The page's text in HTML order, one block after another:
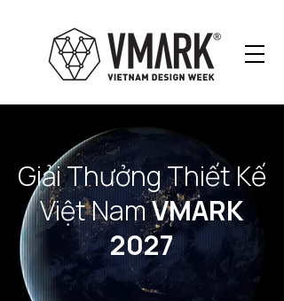
Giải Thưởng Thiết Kế
Việt NamVMARK
2027